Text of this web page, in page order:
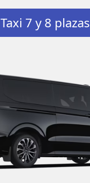
Taxi 7 y 8 plazas